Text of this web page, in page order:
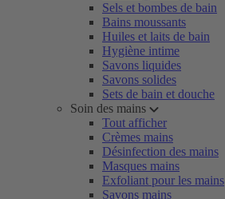
Sels et bombes de bain
Bains moussants
Huiles et laits de bain
Hygiène intime
Savons liquides
Savons solides
Sets de bain et douche
Soin des mains
Tout afficher
Crèmes mains
Désinfection des mains
Masques mains
Exfoliant pour les mains
Savons mains